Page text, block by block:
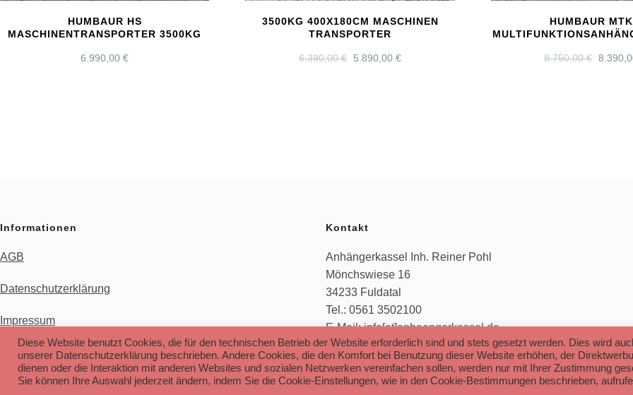
HUMBAUR HS
MASCHINENTRANSPORTER 3500KG
6.990,00€
3500KG 400X180CM MASCHINEN
TRANSPORTER
6.390,00€
URSPRÜNGLICHER
5.890,00€AKTUELLER
HUMBAUR
8.750,00€
Informationen
AGB
Datenschutzerklärung
Impressum
Kontakt
Anhängerkassel Inh. Reiner Pohl
Mönchswiese 16
34233 Fuldatal
Tel.: 0561 3502100
E-Mail: info[at]anhaengerkassel.de
Diese Website benutzt Cookies, die für den technischen Betrieb der Website erforderlich sind und stets gesetzt werden. Dies wird
unserer Datenschutzerklärung beschrieben. Andere Cookies, die den Komfort bei Benutzung dieser Website erhöhen, der
dienen oder die Interaktion mit anderen Websites und sozialen Netzwerken vereinfachen sollen, werden nur mit Ihrer Zustimmung
Sie können Ihre Auswahl jederzeit ändern, indem Sie die Cookie-Einstellungen, wie in den Cookie-Bestimmungen beschrieben,